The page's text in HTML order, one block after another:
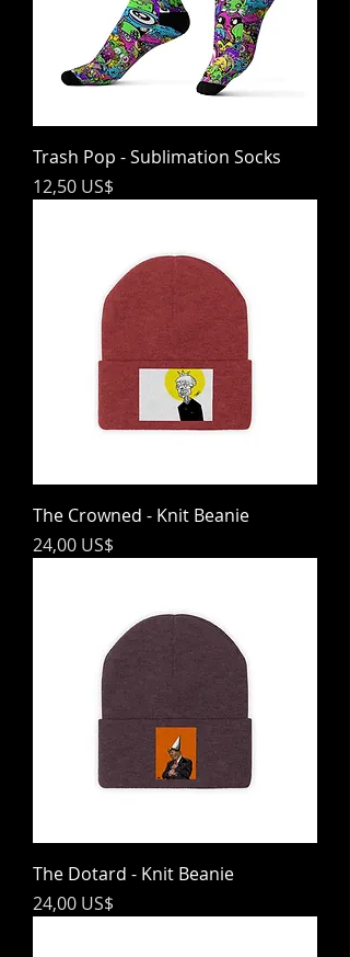
Trash Pop - Sublimation Socks
Precio
12,50 US$
The Crowned - Knit Beanie
Precio
24,00 US$
The Dotard - Knit Beanie
Precio
24,00 US$